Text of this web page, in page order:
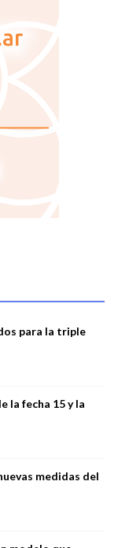
para la triple
la fecha 15 y la
medidas del